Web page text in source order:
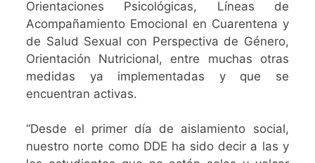
Orientaciones Psicológicas, Líneas de
Acompañamiento Emocional en Cuarentena y
de Salud Sexual con Perspectiva de Género,
Orientación Nutricional, entre muchas otras
medidas ya implementadas y que se
encuentran activas.
“Desde el primer día de aislamiento social,
nuestro norte como DDE ha sido decir a las y